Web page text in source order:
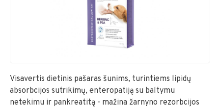
Visavertis dietinis pašaras šunims, turintiems lipidų
absorbcijos sutrikimų, enteropatiją su baltymu
netekimu ir pankreatitą - mažina žarnyno rezorbcijos